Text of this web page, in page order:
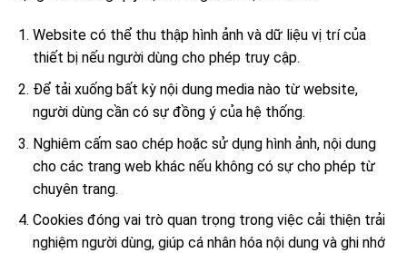
Website có thể thu thập hình ảnh và dữ liệu vị trí của
thiết bị nếu người dùng cho phép truy cập.
Để tải xuống bất kỳ nội dung media nào từ website,
người dùng cần có sự đồng ý của hệ thống.
Nghiêm cấm sao chép hoặc sử dụng hình ảnh, nội dung
cho các trang web khác nếu không có sự cho phép từ
chuyên trang.
Cookies đóng vai trò quan trọng trong việc cải thiện trải
nghiệm người dùng, giúp cá nhân hóa nội dung và ghi nhớ